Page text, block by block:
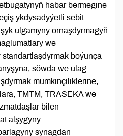
habar bermegine
ykdysadyýetli sebit
ulgamyny ornaşdyrmagyň
we
boýunça
söwda we ulag
mümkinçiliklerine,
TMTM, TRASEKA we
bilen
alşygyny
synagdan